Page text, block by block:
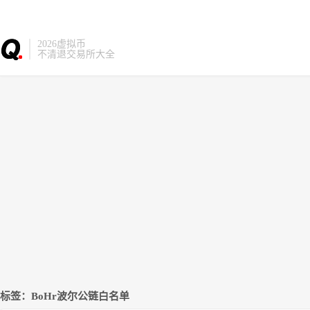
2026虚拟币
不清退交易所大全
标签：BoHr波尔公链白名单